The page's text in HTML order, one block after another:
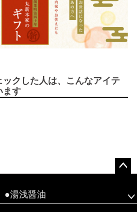
ックした人は、こんなアイテ
ます
●湯浅醤油